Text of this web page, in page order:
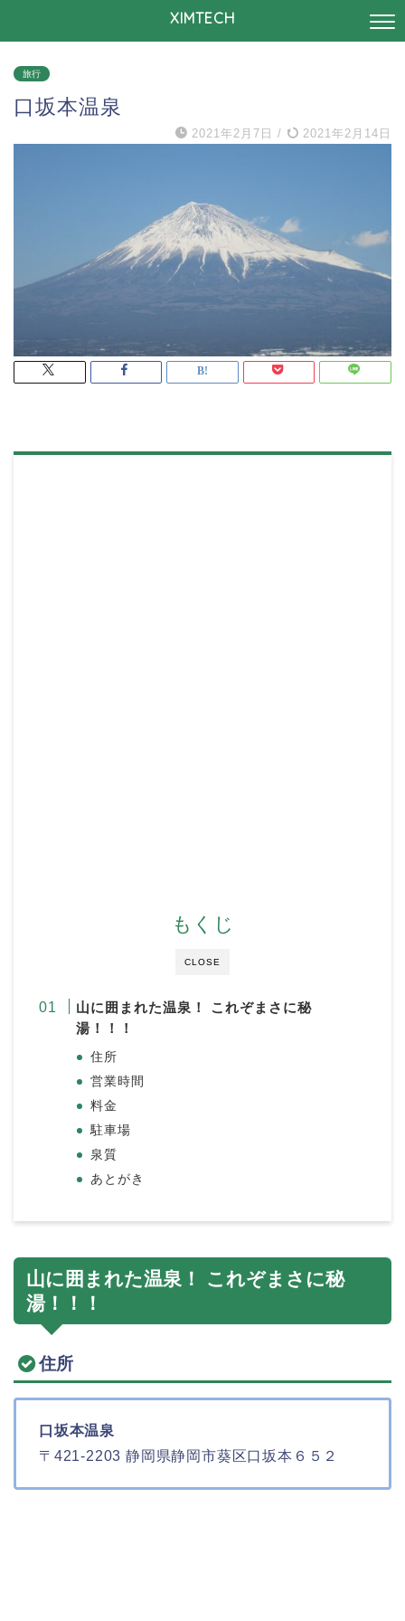
XIMTECH
旅行
口坂本温泉
2021年2月7日 / 2021年2月14日
CLOSE
もくじ
山に囲まれた温泉！ これぞまさに秘
湯！！！
住所
営業時間
料金
駐車場
泉質
あとがき
山に囲まれた温泉！ これぞまさに秘
湯！！！
住所
口坂本温泉
〒421-2203 静岡県静岡市葵区口坂本６５２